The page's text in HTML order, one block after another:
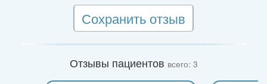
Сохранить отзыв
Отзывы пациентов всего: 3